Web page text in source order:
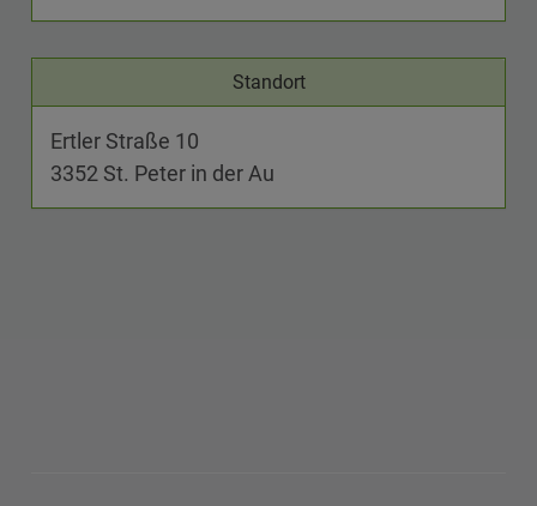
Standort
Ertler Straße 10
3352 St. Peter in der Au